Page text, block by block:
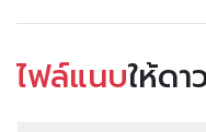
ไฟล์แนบให้ด